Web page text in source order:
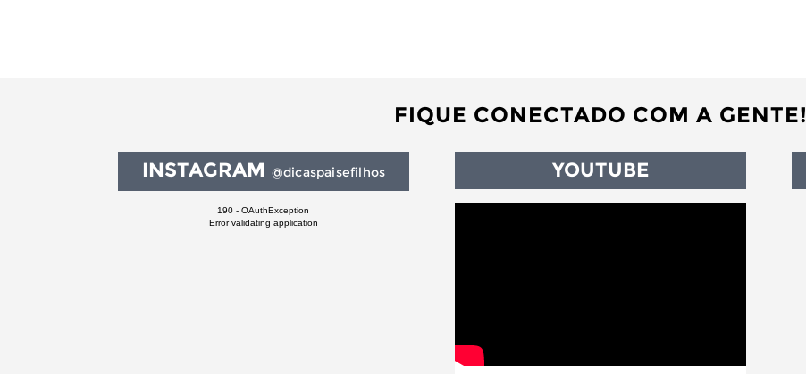
FIQUE CONECTADO COM A GENTE!
INSTAGRAM @dicaspaisefilhos
190 - OAuthException
Error validating application
YOUTUBE